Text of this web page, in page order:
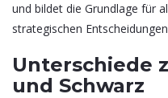
und bildet die Grundlage für
strategischen
Unterschiede
und Schwarz